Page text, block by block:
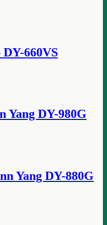
660VS
Yang DY-980G
Yang DY-880G